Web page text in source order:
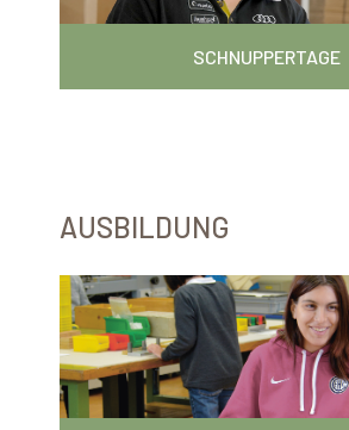
SCHNUPPERTAGE
AUSBILDUNG